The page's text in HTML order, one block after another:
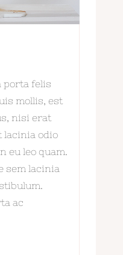
porta felis
mollis, est
nisi erat
lacinia odio
eu leo quam.
sem lacinia
ac